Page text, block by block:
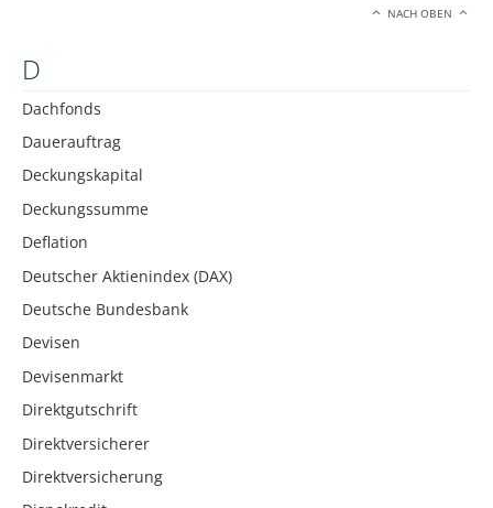
NACH OBEN
D
Dachfonds
Dauerauftrag
Deckungskapital
Deckungssumme
Deflation
Deutscher Aktienindex (DAX)
Deutsche Bundesbank
Devisen
Devisenmarkt
Direktgutschrift
Direktversicherer
Direktversicherung